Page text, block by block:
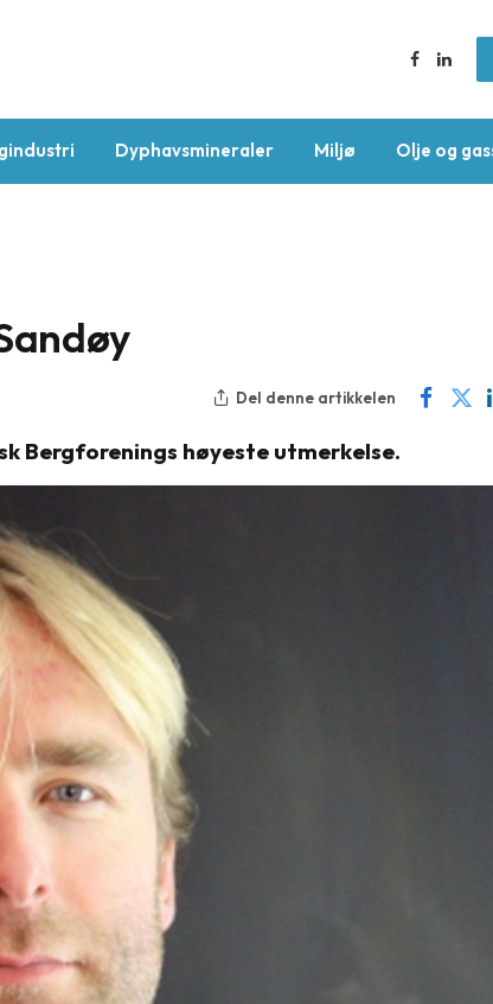
Facebook
Dyphavsmineraler Miljø Olje og
Del denne artikkelen
Bergforenings høyeste utmerkelse.